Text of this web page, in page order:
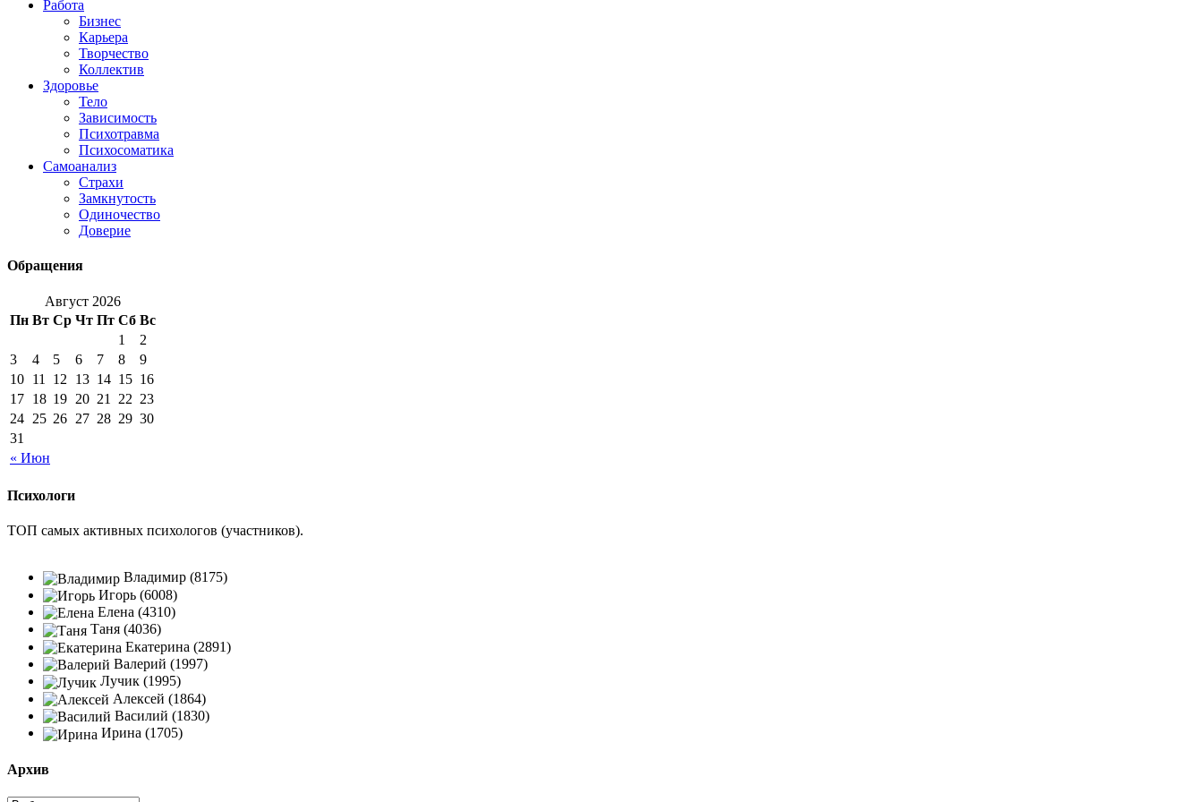
Работа
Бизнес
Карьера
Творчество
Коллектив
Здоровье
Тело
Зависимость
Психотравма
Психосоматика
Самоанализ
Страхи
Замкнутость
Одиночество
Доверие
Обращения
Август 2026
Пн Вт Ср Чт Пт Сб Вс
« Июн
1
2
3
4 5 6 7 8
9
10 11 12 13 14 15 16
17 18 19 20 21 22 23
24 25 26 27 28 29 30
31
Психологи
ТОП самых активных психологов (участников).
Владимир (8175)
Игорь (6008)
Елена (4310)
Таня (4036)
Екатерина (2891)
Валерий (1997)
Лучик (1995)
Алексей (1864)
Василий (1830)
Ирина (1705)
Архив